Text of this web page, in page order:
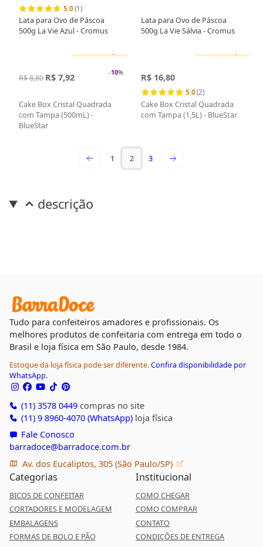
5.0(1)
Lata para Ovo de Páscoa
500g La Vie Azul - Cromus
Lata para Ovo de Páscoa
500g La Vie Sálvia - Cromus
-10%
R$ 8,80 R$ 7,92
Cake Box Cristal Quadrada
com Tampa (500mL) -
BlueStar
R$ 16,80
5.0(2)
Cake Box Cristal Quadrada
com Tampa (1,5L) - BlueStar
1 2 3
descrição
Tudo para confeiteiros amadores e profissionais. Os
melhores produtos de confeitaria com entrega em todo o
Brasil e loja física em São Paulo, desde 1984.
Estoque da loja física pode ser diferente.Confira disponibilidade por
WhatsApp.
(11) 3578 0449compras no site
(11) 9 8960-4070 (WhatsApp)loja física
Fale Conosco
barradoce@barradoce.com.br
Av. dos Eucaliptos, 305 (São Paulo/SP)
Categorias
BICOS DE CONFEITAR
CORTADORES E MODELAGEM
EMBALAGENS
FORMAS DE BOLO E PÃO
Institucional
COMO CHEGAR
COMO COMPRAR
CONTATO
CONDIÇÕES DE ENTREGA